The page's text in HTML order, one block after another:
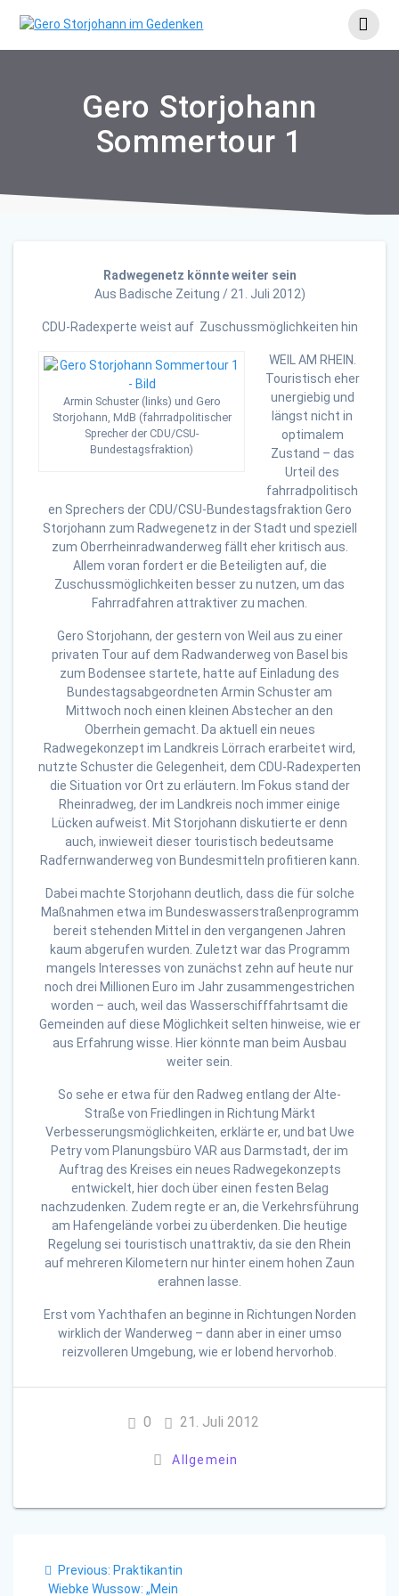
to
Gero Storjohann
Sommertour 1
Radwegenetz könnte weiter sein
Aus Badische Zeitung / 21. Juli 2012)
CDU-Radexperte weist auf Zuschussmöglichkeiten hin
Armin Schuster (links) und Gero
Storjohann, MdB (fahrradpolitischer
Sprecher der CDU/CSU-
Bundestagsfraktion)
WEIL AM RHEIN.
Touristisch eher
unergiebig und
längst nicht in
optimalem
Zustand – das
Urteil des
fahrradpolitisch
en Sprechers der CDU/CSU-Bundestagsfraktion Gero
Storjohann zum Radwegenetz in der Stadt und speziell
zum Oberrheinradwanderweg fällt eher kritisch aus.
Allem voran fordert er die Beteiligten auf, die
Zuschussmöglichkeiten besser zu nutzen, um das
Fahrradfahren attraktiver zu machen.
Gero Storjohann, der gestern von Weil aus zu einer
privaten Tour auf dem Radwanderweg von Basel bis
zum Bodensee startete, hatte auf Einladung des
Bundestagsabgeordneten Armin Schuster am
Mittwoch noch einen kleinen Abstecher an den
Oberrhein gemacht. Da aktuell ein neues
Radwegekonzept im Landkreis Lörrach erarbeitet wird,
nutzte Schuster die Gelegenheit, dem CDU-Radexperten
die Situation vor Ort zu erläutern. Im Fokus stand der
Rheinradweg, der im Landkreis noch immer einige
Lücken aufweist. Mit Storjohann diskutierte er denn
auch, inwieweit dieser touristisch bedeutsame
Radfernwanderweg von Bundesmitteln profitieren kann.
Dabei machte Storjohann deutlich, dass die für solche
Maßnahmen etwa im Bundeswasserstraßenprogramm
bereit stehenden Mittel in den vergangenen Jahren
kaum abgerufen wurden. Zuletzt war das Programm
mangels Interesses von zunächst zehn auf heute nur
noch drei Millionen Euro im Jahr zusammengestrichen
worden – auch, weil das Wasserschifffahrtsamt die
Gemeinden auf diese Möglichkeit selten hinweise, wie er
aus Erfahrung wisse. Hier könnte man beim Ausbau
weiter sein.
So sehe er etwa für den Radweg entlang der Alte-
Straße von Friedlingen in Richtung Märkt
Verbesserungsmöglichkeiten, erklärte er, und bat Uwe
Petry vom Planungsbüro VAR aus Darmstadt, der im
Auftrag des Kreises ein neues Radwegekonzepts
entwickelt, hier doch über einen festen Belag
nachzudenken. Zudem regte er an, die Verkehrsführung
am Hafengelände vorbei zu überdenken. Die heutige
Regelung sei touristisch unattraktiv, da sie den Rhein
auf mehreren Kilometern nur hinter einem hohen Zaun
erahnen lasse.
Erst vom Yachthafen an beginne in Richtungen Norden
wirklich der Wanderweg – dann aber in einer umso
reizvolleren Umgebung, wie er lobend hervorhob.
0 21. Juli 2012
Allgemein
Previous: Previous
post:
Praktikantin
Wiebke Wussow: „Mein